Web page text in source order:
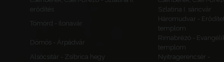
erődítés
Szlatina I. sáncvár
Tömörd - Ilonavár
Háromudvar -
templom
Dömös - Árpádvár
Rimabrézó -
templom
Alsócsitár - Zsibrica hegy
Nyitragerencsér -